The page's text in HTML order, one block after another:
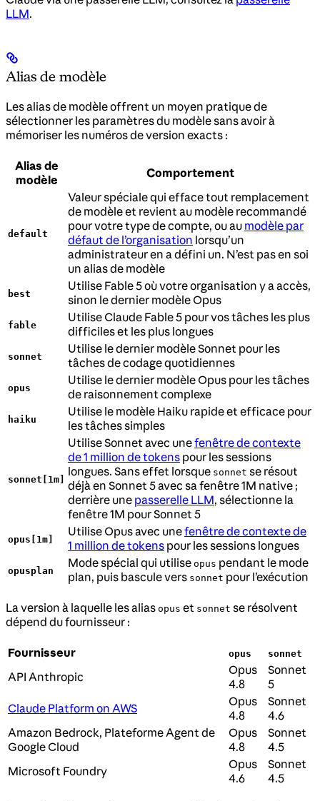
LLM.
Alias de modèle
Les alias de modèle offrent un moyen pratique de
sélectionner les paramètres du modèle sans avoir à
mémoriser les numéros de version exacts :
Alias de
modèle
Comportement
default
Valeur spéciale qui efface tout remplacement
de modèle et revient au modèle recommandé
pour votre type de compte, ou au modèle par
défaut de l’organisation lorsqu’un
administrateur en a défini un. N’est pas en soi
un alias de modèle
best
Utilise Fable 5 où votre organisation y a accès,
sinon le dernier modèle Opus
fable
Utilise Claude Fable 5 pour vos tâches les plus
difficiles et les plus longues
sonnet
Utilise le dernier modèle Sonnet pour les
tâches de codage quotidiennes
opus
Utilise le dernier modèle Opus pour les tâches
de raisonnement complexe
haiku
Utilise le modèle Haiku rapide et efficace pour
les tâches simples
sonnet[1m]
Utilise Sonnet avec unefenêtre de contexte
de 1 million de tokens pour les sessions
longues. Sans effet lorsque sonnet se résout
déjà en Sonnet 5 avec sa fenêtre 1M native ;
derrière une passerelle LLM, sélectionne la
fenêtre 1M pour Sonnet 5
opus[1m]
Utilise Opus avec unefenêtre de contexte de
1 million de tokens pour les sessions longues
opusplan
Mode spécial qui utilise opus pendant le mode
plan, puis bascule vers sonnet pour l’exécution
La version à laquelle les alias opus et sonnet se résolvent
dépend du fournisseur :
Fournisseur opus sonnet
API Anthropic
Opus
4.8
Sonnet
5
Claude Platform on AWS
Opus
4.8
Sonnet
4.6
Amazon Bedrock, Plateforme Agent de
Google Cloud
Opus
4.8
Sonnet
4.5
Microsoft Foundry
Opus
4.6
Sonnet
4.5